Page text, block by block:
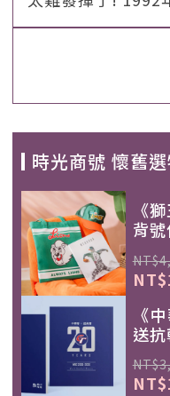
時光商號 懷舊
《
背
《
送